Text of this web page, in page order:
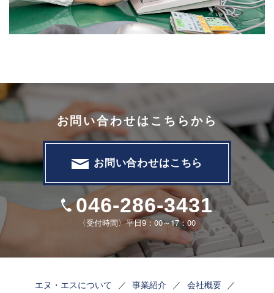
お問い合わせはこちらから
お問い合わせはこちら
046-286-3431
〈受付時間〉平日9：00～17：00
エヌ・エスについて 事業紹介
会社概要